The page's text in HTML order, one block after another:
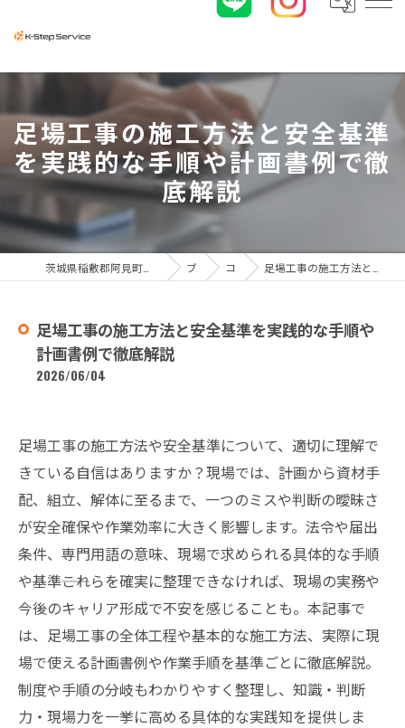
足場工事の施工方法と安全基準
を実践的な手順や計画書例で徹
底解説
ブログ コラム 足場工事の施工方法と安全基準を実践的な手順や計画書例で徹底解説
足場工事の施工方法と安全基準を実践的な手順や
計画書例で徹底解説
2026/06/04
足場工事の施工方法や安全基準について、適切に理解で
きている自信はありますか？現場では、計画から資材手
配、組立、解体に至るまで、一つのミスや判断の曖昧さ
が安全確保や作業効率に大きく影響します。法令や届出
条件、専門用語の意味、現場で求められる具体的な手順
や基準――これらを確実に整理できなければ、現場の実務や
今後のキャリア形成で不安を感じることも。本記事で
は、足場工事の全体工程や基本的な施工方法、実際に現
場で使える計画書例や作業手順を基準ごとに徹底解説。
制度や手順の分岐もわかりやすく整理し、知識・判断
力・現場力を一挙に高める具体的な実践知を提供しま